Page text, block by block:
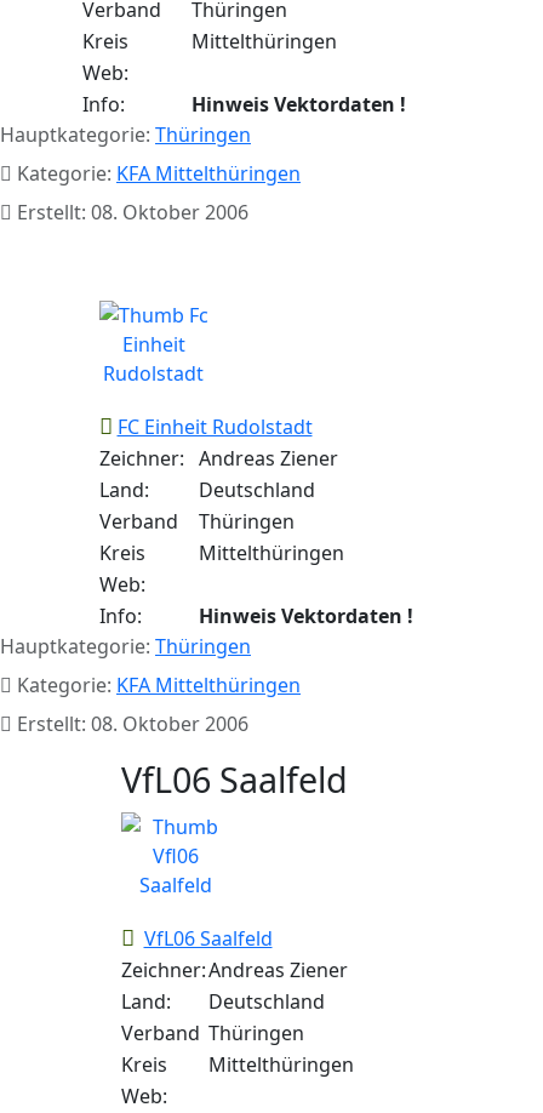
Verband
Thüringen
Kreis
Mittelthüringen
Web:
Info:
Hinweis Vektordaten !
Hauptkategorie: Thüringen
Kategorie: KFA Mittelthüringen
Erstellt: 08. Oktober 2006
FC Einheit Rudolstadt
Zeichner: Andreas Ziener
Land:
Deutschland
Verband
Thüringen
Kreis
Mittelthüringen
Web:
Info:
Hinweis Vektordaten !
Hauptkategorie: Thüringen
Kategorie: KFA Mittelthüringen
Erstellt: 08. Oktober 2006
VfL06 Saalfeld
VfL06 Saalfeld
Zeichner:Andreas Ziener
Land:
Deutschland
Verband Thüringen
Kreis
Mittelthüringen
Web: